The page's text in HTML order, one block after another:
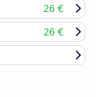
26 €
26 €